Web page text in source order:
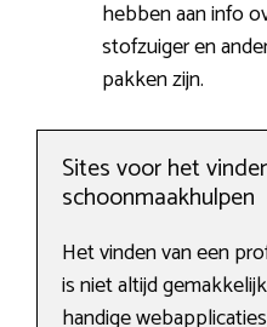
hebben aan info
stofzuiger en
pakken zijn.
Sites voor het
schoonmaakhulpen
Het vinden van een
is niet altijd
handige